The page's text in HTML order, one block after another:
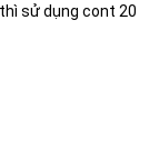
sử dụng cont 20